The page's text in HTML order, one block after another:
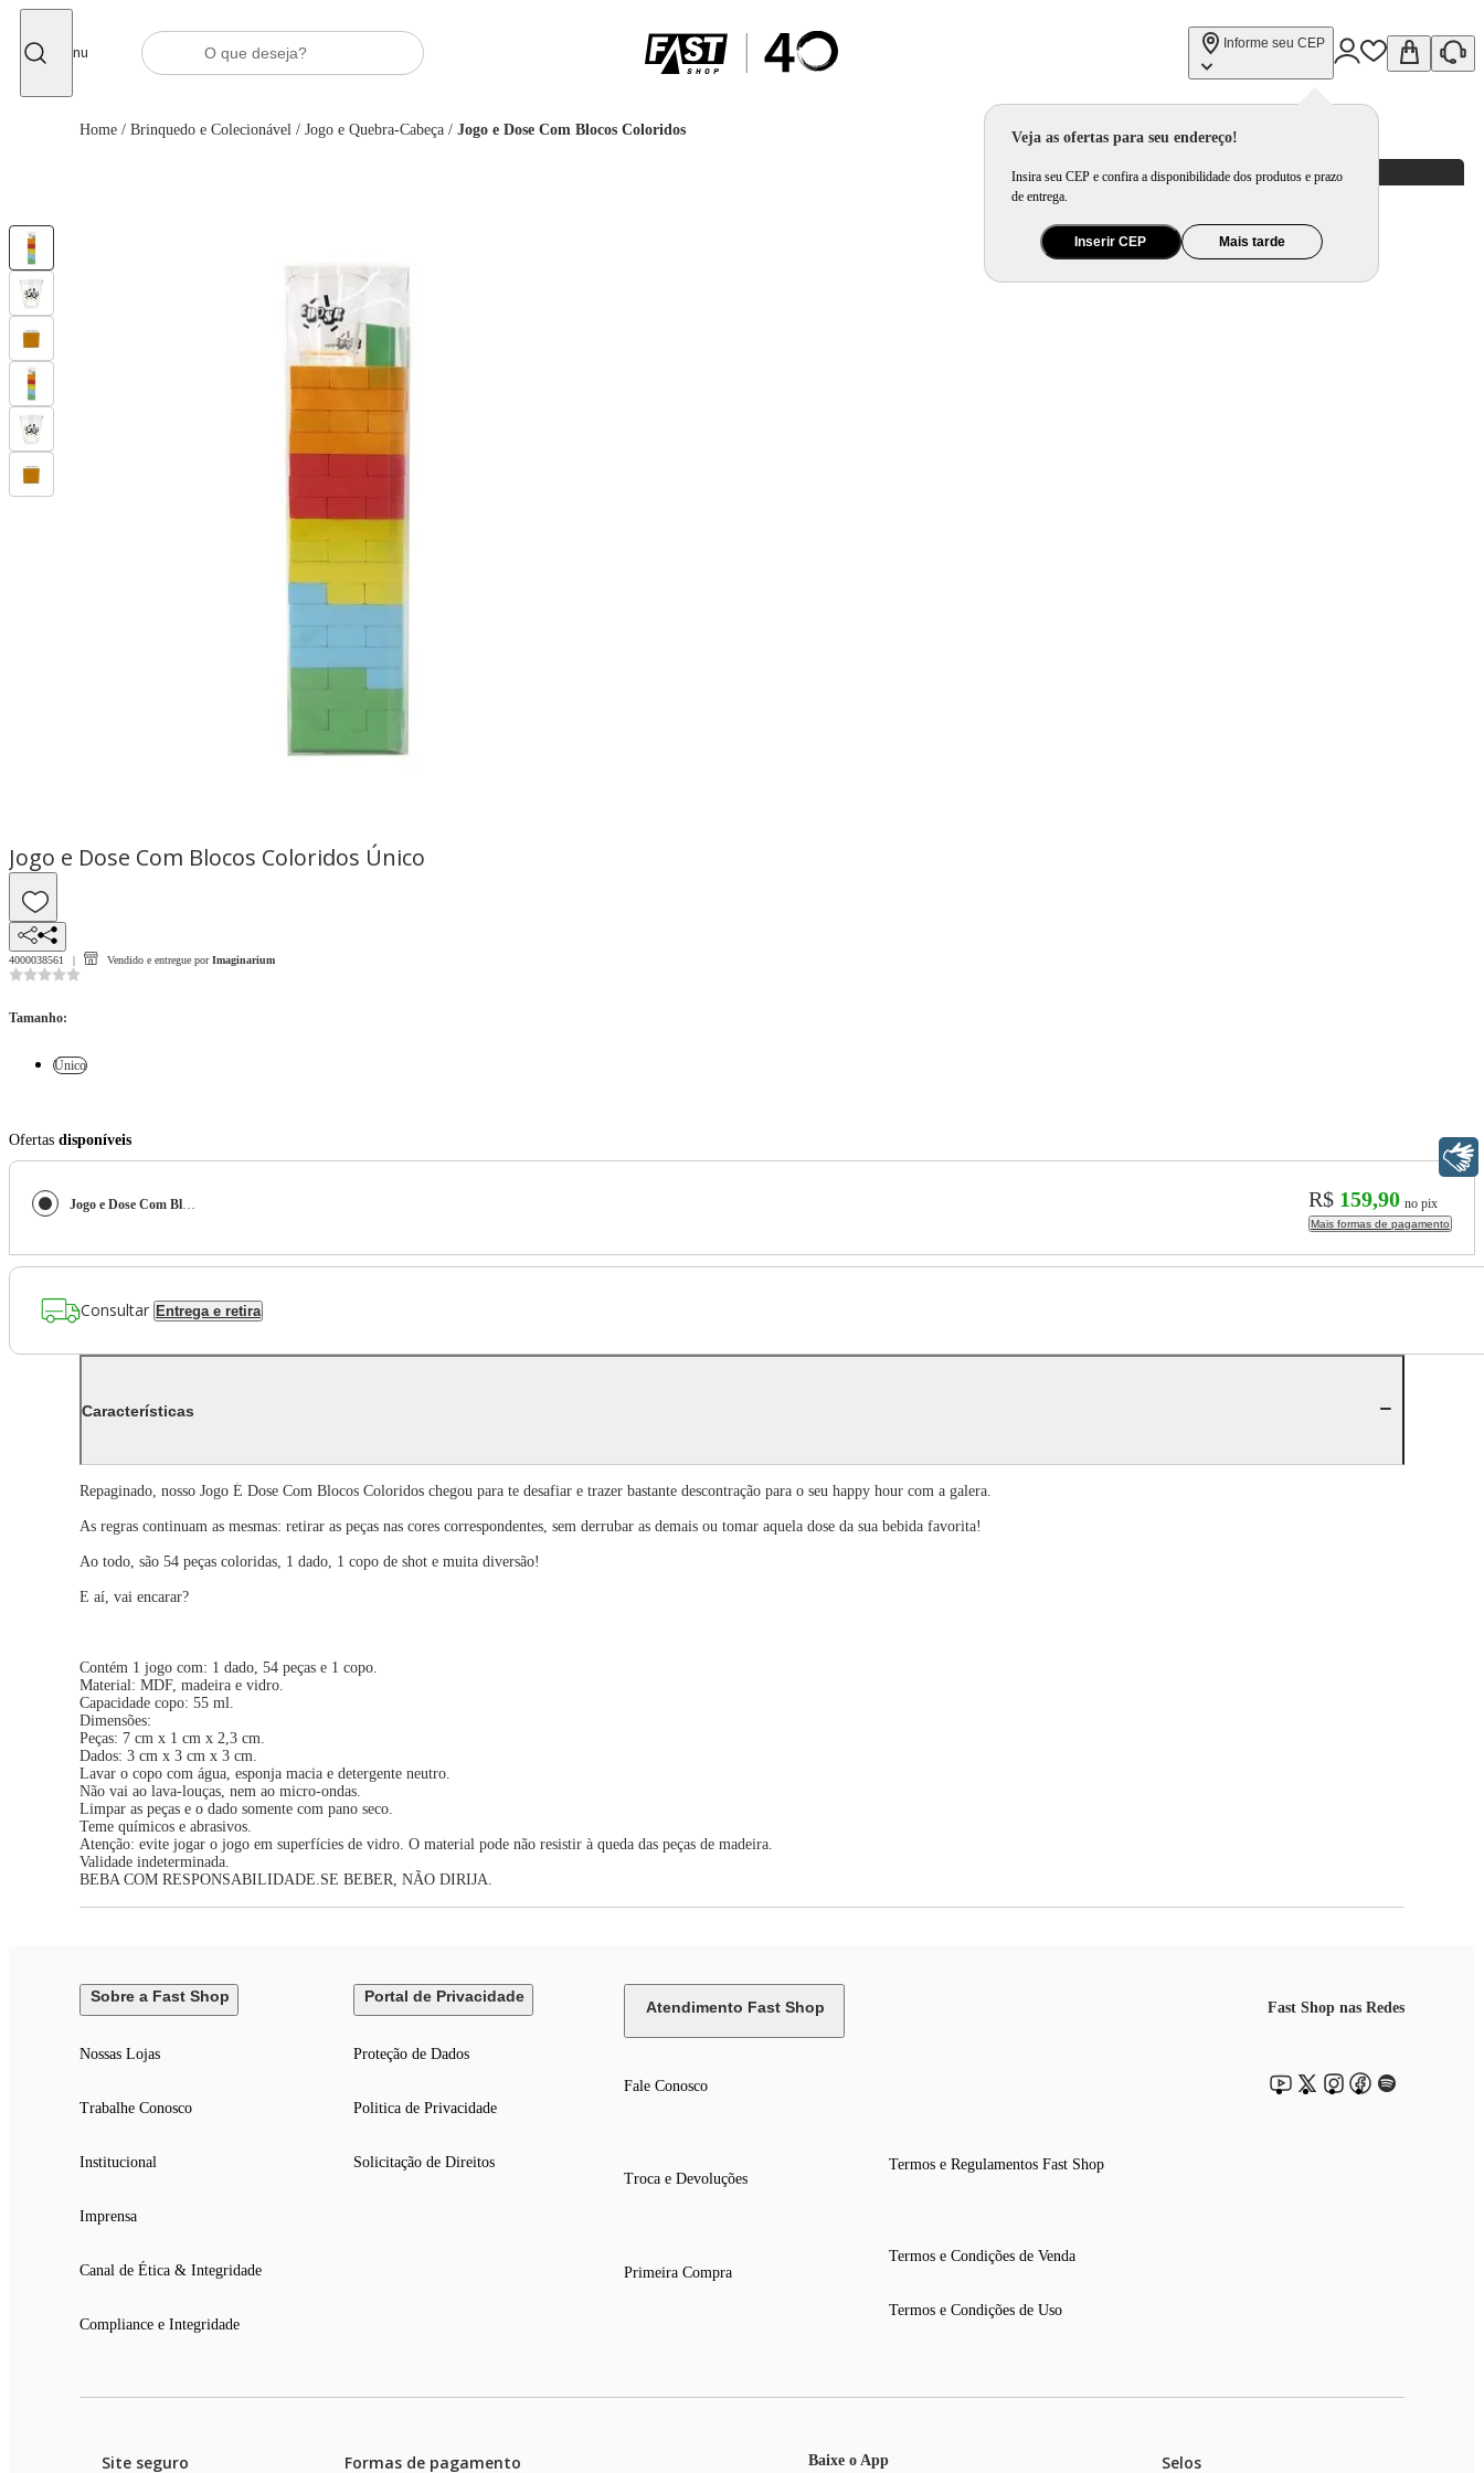
Menu
Informe seu CEP
Veja as ofertas para seu endereço!
Insira seu CEP e confira a disponibilidade dos produtos e prazo
de entrega.
Inserir CEP Mais tarde
Home / Brinquedo e Colecionável / Jogo e Quebra-Cabeça / Jogo e Dose Com Blocos Coloridos
Jogo e Dose Com Blocos Coloridos Único
4000038561 Vendido e entregue por Imaginarium
Tamanho:
Único
Ofertas disponíveis
Jogo e Dose Com Blocos Coloridos R$ 159,90 no pix
Mais formas de pagamento
Consultar Entrega e retira
Características
Repaginado, nosso Jogo É Dose Com Blocos Coloridos chegou para te desafiar e trazer bastante descontração para o seu happy hour com a galera.
As regras continuam as mesmas: retirar as peças nas cores correspondentes, sem derrubar as demais ou tomar aquela dose da sua bebida favorita!
Ao todo, são 54 peças coloridas, 1 dado, 1 copo de shot e muita diversão!
E aí, vai encarar?
Contém 1 jogo com: 1 dado, 54 peças e 1 copo.
Material: MDF, madeira e vidro.
Capacidade copo: 55 ml.
Dimensões:
Peças: 7 cm x 1 cm x 2,3 cm.
Dados: 3 cm x 3 cm x 3 cm.
Lavar o copo com água, esponja macia e detergente neutro.
Não vai ao lava-louças, nem ao micro-ondas.
Limpar as peças e o dado somente com pano seco.
Teme químicos e abrasivos.
Atenção: evite jogar o jogo em superfícies de vidro. O material pode não resistir à queda das peças de madeira.
Validade indeterminada.
BEBA COM RESPONSABILIDADE.SE BEBER, NÃO DIRIJA.
Sobre a Fast Shop
Nossas Lojas
Trabalhe Conosco
Institucional
Imprensa
Canal de Ética & Integridade
Compliance e Integridade
Portal de Privacidade
Proteção de Dados
Politica de Privacidade
Solicitação de Direitos
Atendimento Fast Shop
Fale Conosco
Troca e Devoluções
Primeira Compra
Termos e Regulamentos Fast Shop
Termos e Condições de Venda
Termos e Condições de Uso
Fast Shop nas Redes
Site seguro Formas de pagamento Baixe o App Selos
Libras